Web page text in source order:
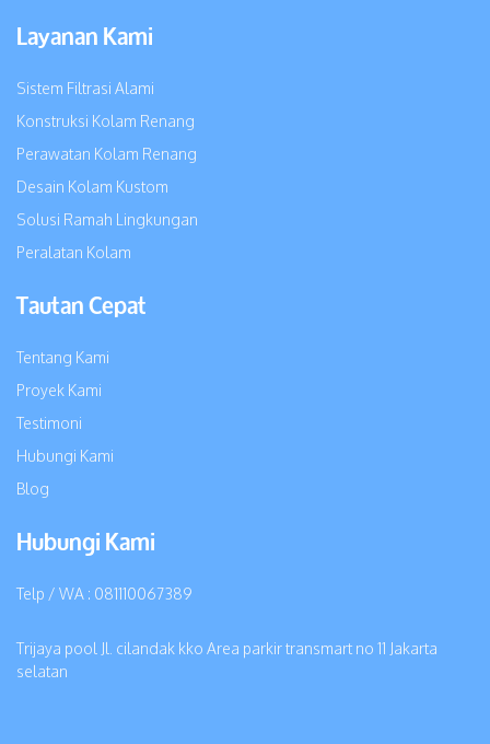
Layanan Kami
Sistem Filtrasi Alami
Konstruksi Kolam Renang
Perawatan Kolam Renang
Desain Kolam Kustom
Solusi Ramah Lingkungan
Peralatan Kolam
Tautan Cepat
Tentang Kami
Proyek Kami
Testimoni
Hubungi Kami
Blog
Hubungi Kami
Telp / WA : 081110067389
Trijaya pool Jl. cilandak kko Area parkir transmart no 11 Jakarta
selatan